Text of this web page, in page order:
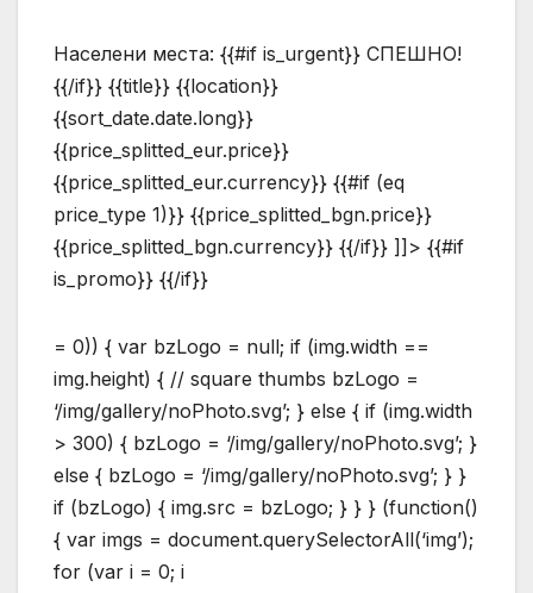
Населени места: {{#if is_urgent}} СПЕШНО!
{{/if}} {{title}} {{location}}
{{sort_date.date.long}}
{{price_splitted_eur.price}}
{{price_splitted_eur.currency}} {{#if (eq
price_type 1)}} {{price_splitted_bgn.price}}
{{price_splitted_bgn.currency}} {{/if}} ]]> {{#if
is_promo}} {{/if}}
= 0)) { var bzLogo = null; if (img.width ==
img.height) { // square thumbs bzLogo =
‘/img/gallery/noPhoto.svg’; } else { if (img.width
> 300) { bzLogo = ‘/img/gallery/noPhoto.svg’; }
else { bzLogo = ‘/img/gallery/noPhoto.svg’; } }
if (bzLogo) { img.src = bzLogo; } } } (function()
{ var imgs = document.querySelectorAll(‘img’);
for (var i = 0; i